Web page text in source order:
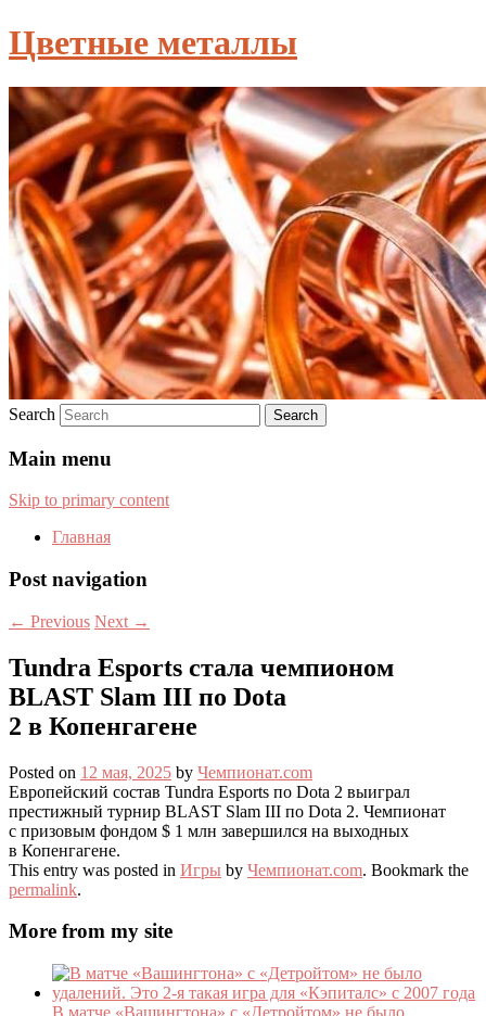
Цветные металлы
Search
Main menu
Skip to primary content
Главная
Post navigation
← Previous Next →
Tundra Esports стала чемпионом
BLAST Slam III по Dota
2 в Копенгагене
Posted on 12 мая, 2025 by Чемпионат.com
Европейский состав Tundra Esports по Dota 2 выиграл
престижный турнир BLAST Slam III по Dota 2. Чемпионат
с призовым фондом $ 1 млн завершился на выходных
в Копенгагене.
This entry was posted in Игры by Чемпионат.com. Bookmark the
permalink.
More from my site
В матче «Вашингтона» с «Детройтом» не было